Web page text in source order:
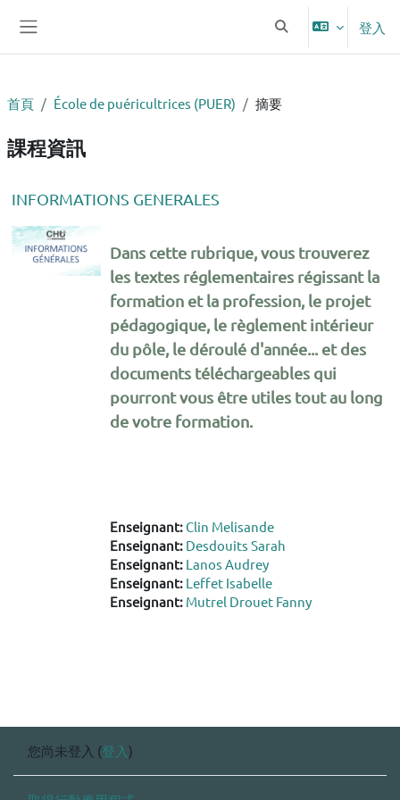
切換搜尋輸入框登入
首頁 École de puéricultrices (PUER) 摘要
課程資訊
INFORMATIONS GENERALES
Dans cette rubrique, vous trouverez
les textes réglementaires régissant la
formation et la profession, le projet
pédagogique, le règlement intérieur
du pôle, le déroulé d'année... et des
documents téléchargeables qui
pourront vous être utiles tout au long
de votre formation.
Enseignant:Clin Melisande
Enseignant: Desdouits Sarah
Enseignant: Lanos Audrey
Enseignant: Leffet Isabelle
Enseignant: Mutrel Drouet Fanny
您尚未登入 (登入 )